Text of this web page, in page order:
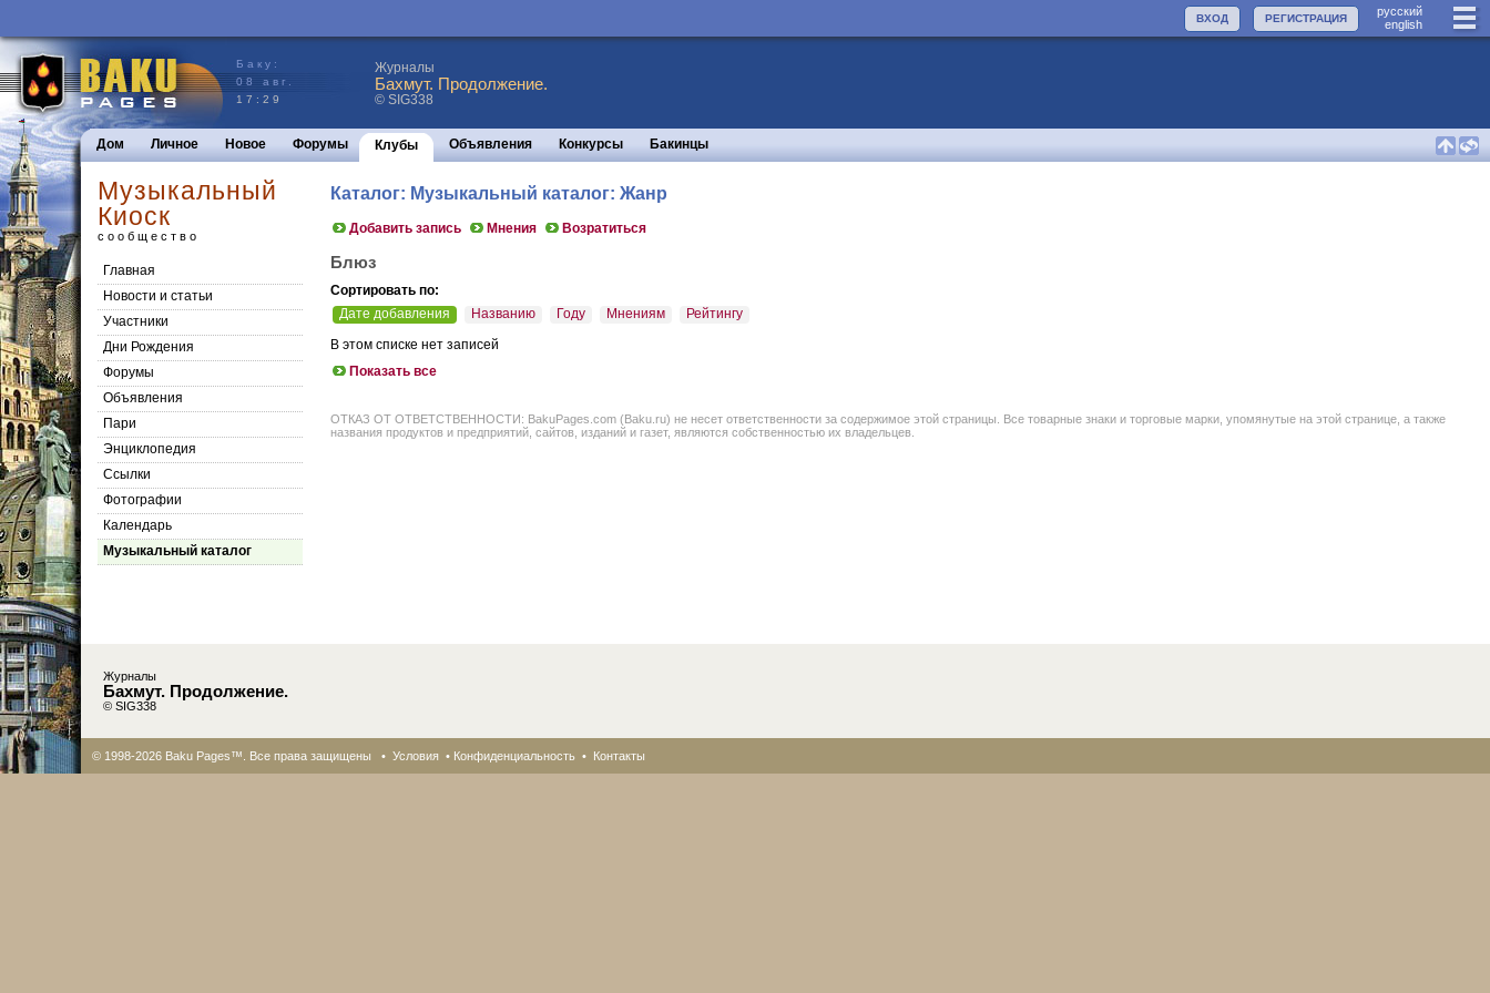
руccкий
english
РЕГИСТРАЦИЯ
ВХОД
Баку:
08 авг.
17:29
Журналы
Бахмут. Продолжение.
© SIG338
Дом Личное Новое Форумы Клубы Объявления Конкурсы Бакинцы
Музыкальный
Киоск
сообщество
Главная
Новости и статьи
Участники
Дни Рождения
Форумы
Объявления
Пари
Энциклопедия
Cсылки
Фотографии
Календарь
Музыкальный каталог
Каталог: Музыкальный каталог: Жанр
Добавить запись Мнения Возратиться
Блюз
Сортировать по:
Дате добавления
Названию Году Мнениям
Рейтингу
В этом списке нет записей
Показать все
ОТКАЗ ОТ ОТВЕТСТВЕННОСТИ: BakuPages.com (Baku.ru) не несет ответственности за содержимое этой страницы. Все товарные знаки и торговые марки, упомянутые на этой странице, а также
названия продуктов и предприятий, сайтов, изданий и газет, являются собственностью их владельцев.
Журналы
Бахмут. Продолжение.
© SIG338
© 1998-2026 Baku Pages™. Все права защищены • Условия • Конфиденциальность • Контакты